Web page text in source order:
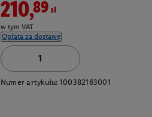
210,89zł
w tym VAT
Opłata za dostawę
Numer artykułu: 100382163001